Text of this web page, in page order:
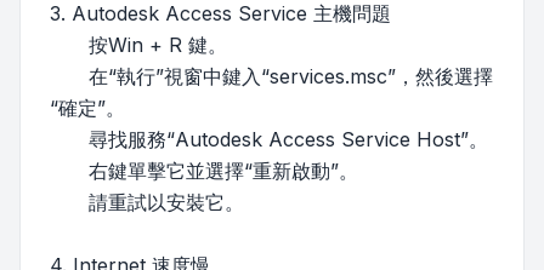
3. Autodesk Access Service 主機問題
按Win + R 鍵。
在“執行”視窗中鍵入“services.msc”，然後選擇
“確定”。
尋找服務“Autodesk Access Service Host”。
右鍵單擊它並選擇“重新啟動”。
請重試以安裝它。